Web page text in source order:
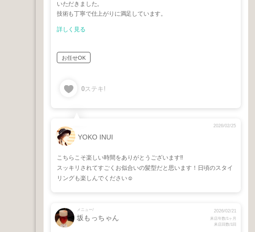
いただきました。
技術も丁寧で仕上がりに満足しています。
詳しく見る
お任せOK
0ステキ!
YOKO INUI
2026/02/25
こちらこそ楽しい時間をありがとうございます‼︎
スッキリされてすごくお似合いの髪型だと思います！日頃のスタイ
リングも楽しんでください☺️
メニュー/
坂もっちゃん
2026/02/21
来店年数/1ヶ月
来店回数/1回